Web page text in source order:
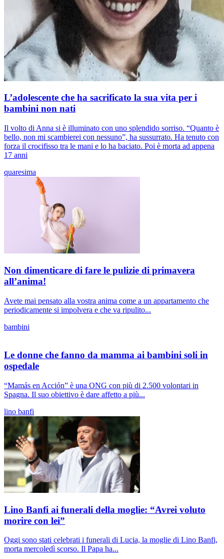
L’adolescente che ha sacrificato la sua vita per i
bambini non nati
Il volto di Anna si è illuminato con uno splendido sorriso. “Quanto è
bello, non mi scambierei con nessuno”, ha sussurrato. Ha tenuto con
forza il crocifisso tra le mani e lo ha baciato. Poi è morta ad appena
17 anni
quaresima
Non dimenticare di fare le pulizie di primavera
all’anima!
Avete mai pensato alla vostra anima come a un appartamento che
periodicamente si impolvera e che va ripulito...
bambini
Le donne che fanno da mamma ai bambini soli in
ospedale
“Mamás en Acción” è una ONG con più di 2.500 volontari in
Spagna. Il suo obiettivo è dare affetto a più...
lino banfi
Lino Banfi ai funerali della moglie: “Avrei voluto
morire con lei”
Oggi sono stati celebrati i funerali di Lucia, la moglie di Lino Banfi,
morta mercoledì scorso. Il Papa ha...